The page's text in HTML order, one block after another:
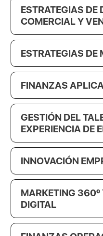
ESTRATEGIAS DE
COMERCIAL Y
ESTRATEGIAS DE
FINANZAS
GESTIÓN DEL
EXPERIENCIA DE
INNOVACIÓN
MARKETING 360º
DIGITAL